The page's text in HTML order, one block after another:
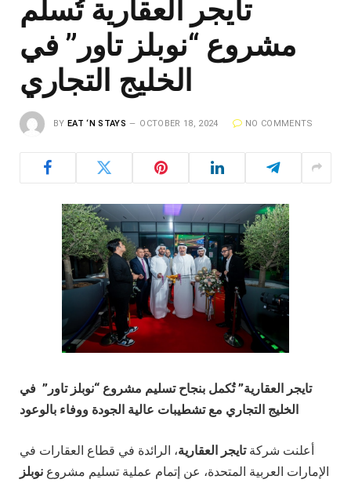
تايجر العقارية تُسلم
مشروع “نوبلز تاور” في
الخليج التجاري
BY EAT ‘N STAYS OCTOBER 18, 2024 NO COMMENTS
تايجر العقارية” تُكمل بنجاح تسليم مشروع “نوبلز تاور” في
الخليج التجاري مع تشطيبات عالية الجودة ووفاء بالوعود
أعلنت شركةتايجر العقارية، الرائدة في قطاع العقارات في
الإمارات العربية المتحدة، عن إتمام عملية تسليم مشروع نوبلز